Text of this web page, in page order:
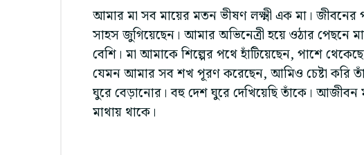
আমার মা সব মায়ের মতন ভীষণ লক্ষ্মী এক মা।
সাহস জুগিয়েছেন। আমার অভিনেত্রী হয়ে ওঠার পেছনে
বেশি। মা আমাকে শিল্পের পথে হাঁটিয়েছেন, পাশে
যেমন আমার সব শখ পূরণ করেছেন, আমিও চেষ্টা করি
ঘুরে বেড়ানোর। বহু দেশ ঘুরে দেখিয়েছি তাঁকে। আজীবন
মাথায় থাকে।